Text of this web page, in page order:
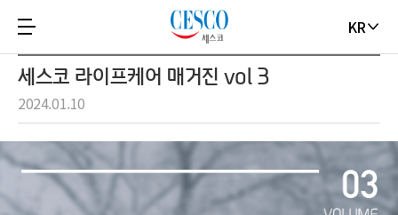
KR
세스코 라이프케어 매거진 vol 3
2024.01.10
VOLUME
03
CESCO